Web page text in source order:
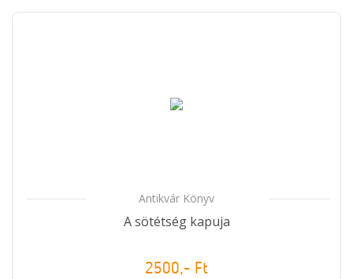
Antikvár Könyv
A sötétség kapuja
2500,- Ft